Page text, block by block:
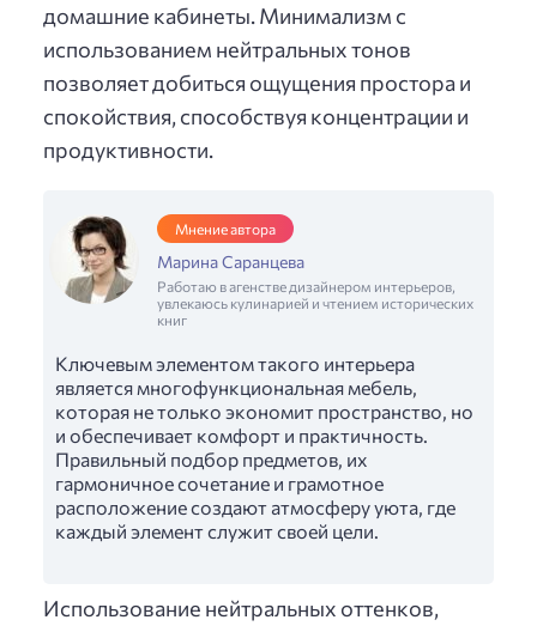
домашние кабинеты. Минимализм с
использованием нейтральных тонов
позволяет добиться ощущения простора и
спокойствия, способствуя концентрации и
продуктивности.
Мнение автора
Марина Саранцева
Работаю в агенстве дизайнером интерьеров,
увлекаюсь кулинарией и чтением исторических
книг
Ключевым элементом такого интерьера
является многофункциональная мебель,
которая не только экономит пространство, но
и обеспечивает комфорт и практичность.
Правильный подбор предметов, их
гармоничное сочетание и грамотное
расположение создают атмосферу уюта, где
каждый элемент служит своей цели.
Использование нейтральных оттенков,